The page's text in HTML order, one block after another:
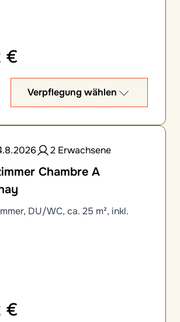
€
Verpflegung wählen
2 Erwachsene
Chambre A
DU/WC, ca. 25 m², inkl.
€